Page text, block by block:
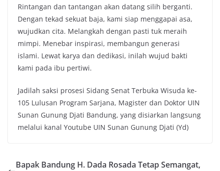
Rintangan dan tantangan akan datang silih berganti.
Dengan tekad sekuat baja, kami siap menggapai asa,
wujudkan cita. Melangkah dengan pasti tuk meraih
mimpi. Menebar inspirasi, membangun generasi
islami. Lewat karya dan dedikasi, inilah wujud bakti
kami pada ibu pertiwi.
Jadilah saksi prosesi Sidang Senat Terbuka Wisuda ke-
105 Lulusan Program Sarjana, Magister dan Doktor UIN
Sunan Gunung Djati Bandung, yang disiarkan langsung
melalui kanal Youtube UIN Sunan Gunung Djati (Yd)
Bapak Bandung H. Dada Rosada Tetap Semangat,